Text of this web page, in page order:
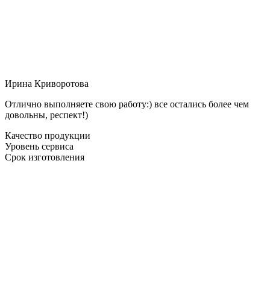
Ирина Криворотова
Отлично выполняете свою работу:) все остались более чем
довольны, респект!)
Качество продукции
Уровень сервиса
Срок изготовления